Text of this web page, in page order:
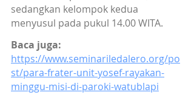
sedangkan kelompok kedua
menyusul pada pukul 14.00 WITA.
Baca juga:
https://www.seminariledalero.org/po
st/para-frater-unit-yosef-rayakan-
minggu-misi-di-paroki-watublapi